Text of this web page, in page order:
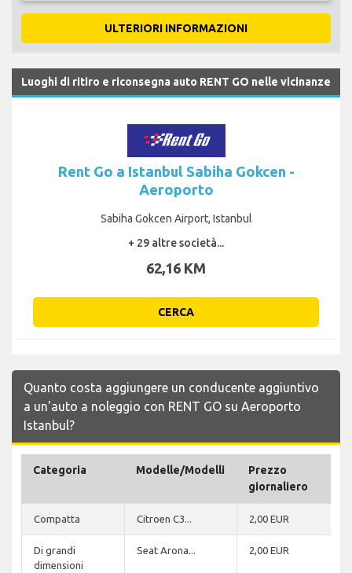
ULTERIORI INFORMAZIONI
Luoghi di ritiro e riconsegna auto RENT GO nelle vicinanze
Rent Go a Istanbul Sabiha Gokcen -
Aeroporto
Sabiha Gokcen Airport, Istanbul
+ 29 altre società...
62,16 KM
CERCA
Quanto costa aggiungere un conducente aggiuntivo
a un'auto a noleggio con RENT GO su Aeroporto
Istanbul?
Categoria Modelle/Modelli
Prezzo
giornaliero
Compatta Citroen C3... 2,00 EUR
Di grandi
dimensioni
Seat Arona... 2,00 EUR